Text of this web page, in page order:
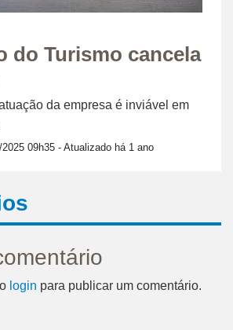
do Turismo cancela
da empresa é inviável em
2025 09h35 - Atualizado há 1 ano
login para publicar um comentário.